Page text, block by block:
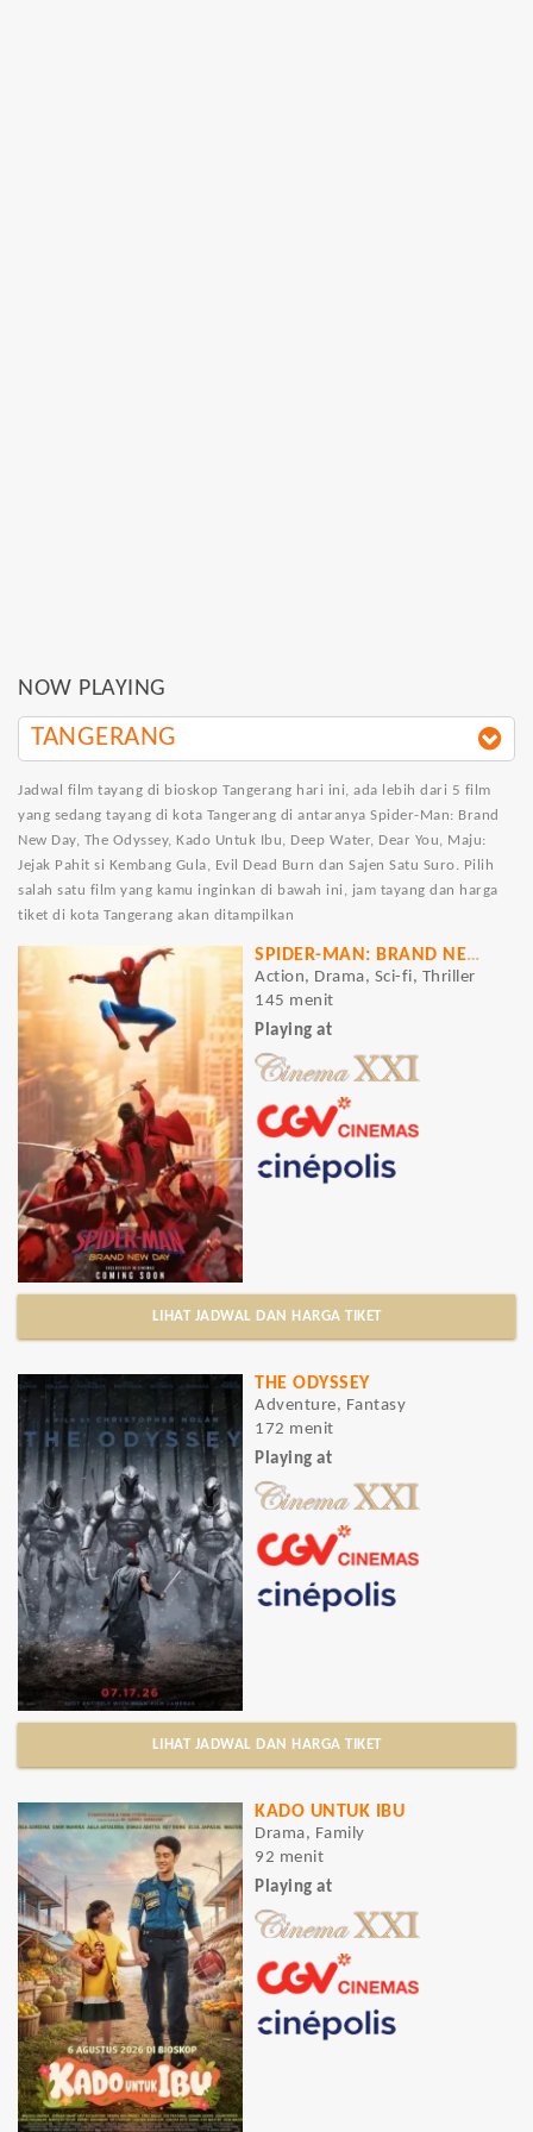
NOW PLAYING
TANGERANG
Jadwal film tayang di bioskop Tangerang hari ini, ada lebih dari 5 film
yang sedang tayang di kota Tangerang di antaranya Spider-Man: Brand
New Day, The Odyssey, Kado Untuk Ibu, Deep Water, Dear You, Maju:
Jejak Pahit si Kembang Gula, Evil Dead Burn dan Sajen Satu Suro. Pilih
salah satu film yang kamu inginkan di bawah ini, jam tayang dan harga
tiket di kota Tangerang akan ditampilkan
SPIDER-MAN: BRAND NEW DAY
Action, Drama, Sci-fi, Thriller
145 menit
Playing at
LIHAT JADWAL DAN HARGA TIKET
THE ODYSSEY
Adventure, Fantasy
172 menit
Playing at
LIHAT JADWAL DAN HARGA TIKET
KADO UNTUK IBU
Drama, Family
92 menit
Playing at